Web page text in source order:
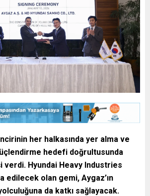
her halkasında yer alma ve
hedefi doğrultusunda
verdi. Hyundai Heavy Industries
edilecek olan gemi, Aygaz’ın
da katkı sağlayacak.